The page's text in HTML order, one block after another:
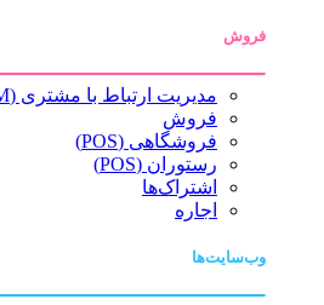
فروش
مدیریت ارتباط با مشتری (CRM)
فروش
فروشگاهی (POS)
رستوران (POS)
اشتراک‌ها
اجاره
وب‌سایت‌ها